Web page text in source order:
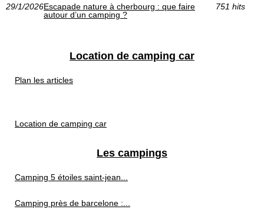
29/1/2026Escapade nature à cherbourg : que faire
autour d’un camping ?
751 hits
Location de camping car
Plan les articles
Location de camping car
Les campings
Camping 5 étoiles saint-jean...
Camping près de barcelone :...